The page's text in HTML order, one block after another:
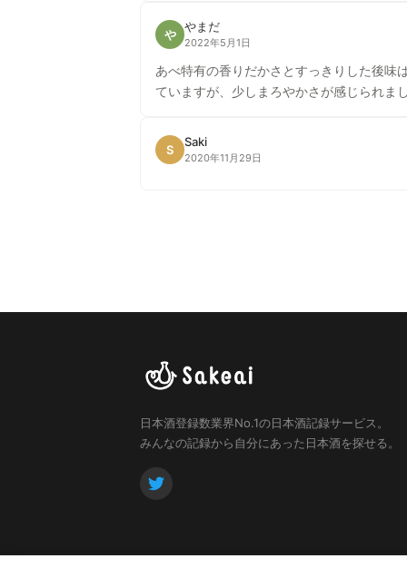
や
やまだ
2022年5月1日
あべ特有の香りだかさとすっきりした後味はそのまま
ていますが、少しまろやかさが感じられま
S
Saki
2020年11月29日
日本酒登録数業界No.1の日本酒記録サービス。
みんなの記録から自分にあった日本酒を探せる。